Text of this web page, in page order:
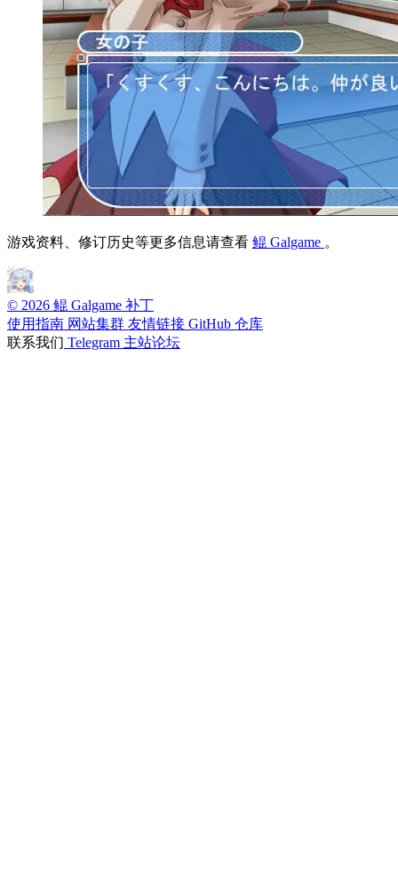
游戏资料、修订历史等更多信息请查看 鲲 Galgame 。
© 2026 鲲 Galgame 补丁
使用指南 网站集群 友情链接 GitHub 仓库
联系我们 Telegram 主站论坛